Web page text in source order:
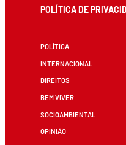
POLÍTICA DE
POLÍTICA
INTERNACIONAL
DIREITOS
BEM VIVER
SOCIOAMBIENTAL
OPINIÃO